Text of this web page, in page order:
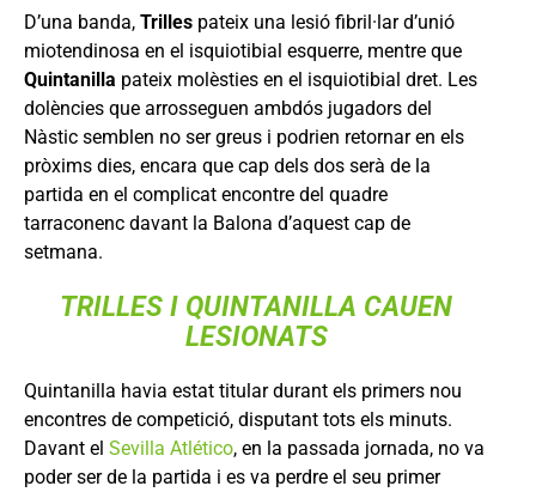
D’una banda, Trilles pateix una lesió fibril·lar d’unió
miotendinosa en el isquiotibial esquerre, mentre que
Quintanilla pateix molèsties en el isquiotibial dret. Les
dolències que arrosseguen ambdós jugadors del
Nàstic semblen no ser greus i podrien retornar en els
pròxims dies, encara que cap dels dos serà de la
partida en el complicat encontre del quadre
tarraconenc davant la Balona d’aquest cap de
setmana.
TRILLES I QUINTANILLA CAUEN
LESIONATS
Quintanilla havia estat titular durant els primers nou
encontres de competició, disputant tots els minuts.
Davant el Sevilla Atlético, en la passada jornada, no va
poder ser de la partida i es va perdre el seu primer